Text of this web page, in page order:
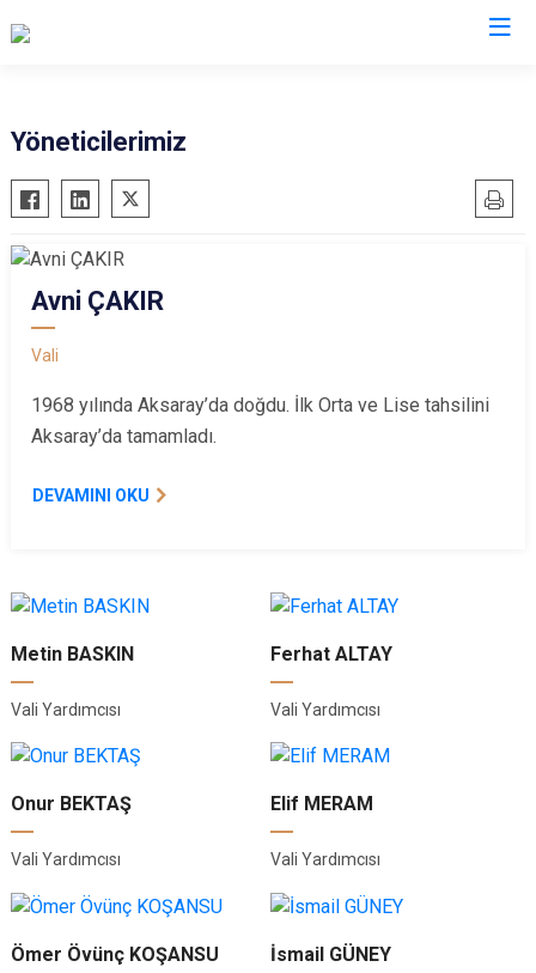
Yöneticilerimiz
Avni ÇAKIR
Vali
1968 yılında Aksaray’da doğdu. İlk Orta ve Lise tahsilini
Aksaray’da tamamladı.
DEVAMINI OKU
Metin BASKIN
Vali Yardımcısı
Ferhat ALTAY
Vali Yardımcısı
Onur BEKTAŞ
Vali Yardımcısı
Elif MERAM
Vali Yardımcısı
Ömer Övünç KOŞANSU İsmail GÜNEY